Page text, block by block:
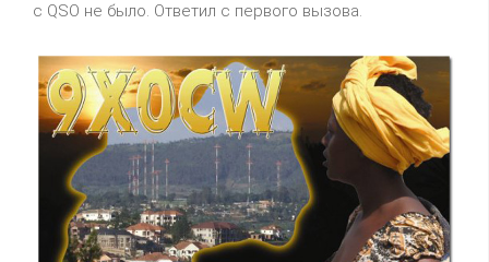
с QSO не было. Ответил с первого вызова.